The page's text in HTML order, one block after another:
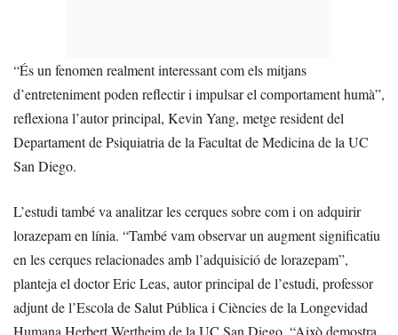
“És un fenomen realment interessant com els mitjans
d’entreteniment poden reflectir i impulsar el comportament humà”,
reflexiona l’autor principal, Kevin Yang, metge resident del
Departament de Psiquiatria de la Facultat de Medicina de la UC
San Diego.
L’estudi també va analitzar les cerques sobre com i on adquirir
lorazepam en línia. “També vam observar un augment significatiu
en les cerques relacionades amb l’adquisició de lorazepam”,
planteja el doctor Eric Leas, autor principal de l’estudi, professor
adjunt de l’Escola de Salut Pública i Ciències de la Longevidad
Humana Herbert Wertheim de la UC San Diego. “Això demostra